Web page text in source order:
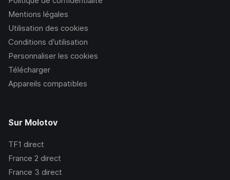
Mentions légales
Utilisation des cookies
Conditions d’utilisation
Personnaliser les cookies
Télécharger
Appareils compatibles
Sur Molotov
TF1 direct
France 2 direct
France 3 direct